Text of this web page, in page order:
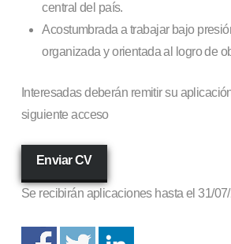
central del país.
Acostumbrada a trabajar bajo
organizada y orientada al logro de
Interesadas deberán remitir su
siguiente acceso
Enviar CV
Se recibirán aplicaciones hasta el 31/